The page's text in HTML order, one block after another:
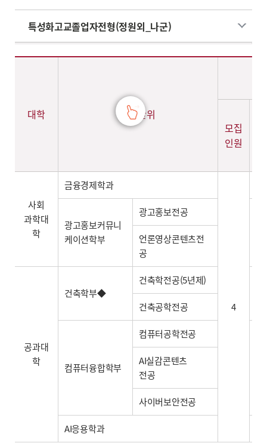
특성화고교졸업자전형(정원외_나군)
2026학년도 전년도입시결과 학생부교과 특성화고교졸업자전형(정원외나군) - 계열,대학,학과(부),전공,학생부교과 특성화고교졸업자전형(정원외)(모집인원,경쟁률,수능환산점수(평균,만점)) 정보제공
대학
모집단위
모집
인원
사회
과학대
학
금융경제학과
4
광고홍보커뮤니
케이션학부
광고홍보전공
언론영상콘텐츠전
공
공과대
학
건축학부◆
건축학전공(5년제)
건축공학전공
컴퓨터융합학부
컴퓨터공학전공
AI실감콘텐츠
전공
사이버보안전공
AI응용학과